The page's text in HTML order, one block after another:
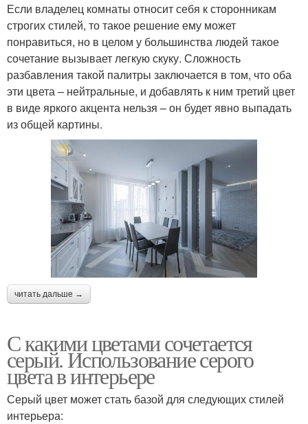
Если владелец комнаты относит себя к сторонникам
строгих стилей, то такое решение ему может
понравиться, но в целом у большинства людей такое
сочетание вызывает легкую скуку. Сложность
разбавления такой палитры заключается в том, что оба
эти цвета – нейтральные, и добавлять к ним третий цвет
в виде яркого акцента нельзя – он будет явно выпадать
из общей картины.
читать дальше →
С какими цветами сочетается
серый. Использование серого
цвета в интерьере
Серый цвет может стать базой для следующих стилей
интерьера: